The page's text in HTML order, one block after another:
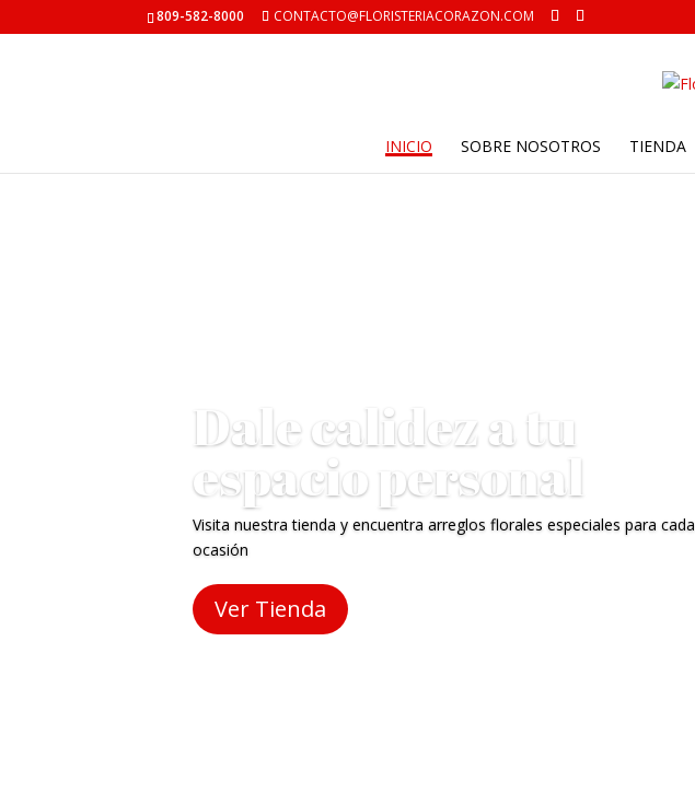
809-582-8000 CONTACTO@FLORISTERIACORAZON.COM
INICIO SOBRE NOSOTROS TIENDA
Dale calidez a tu
espacio personal
Visita nuestra tienda y encuentra arreglos florales especiales para cada
ocasión
Ver Tienda